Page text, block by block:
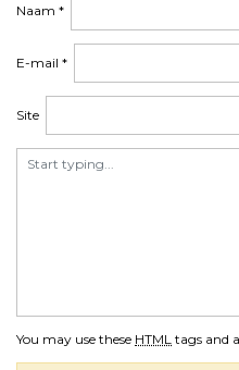
You may use these HTML tags and
Naam *
E-mail *
Site